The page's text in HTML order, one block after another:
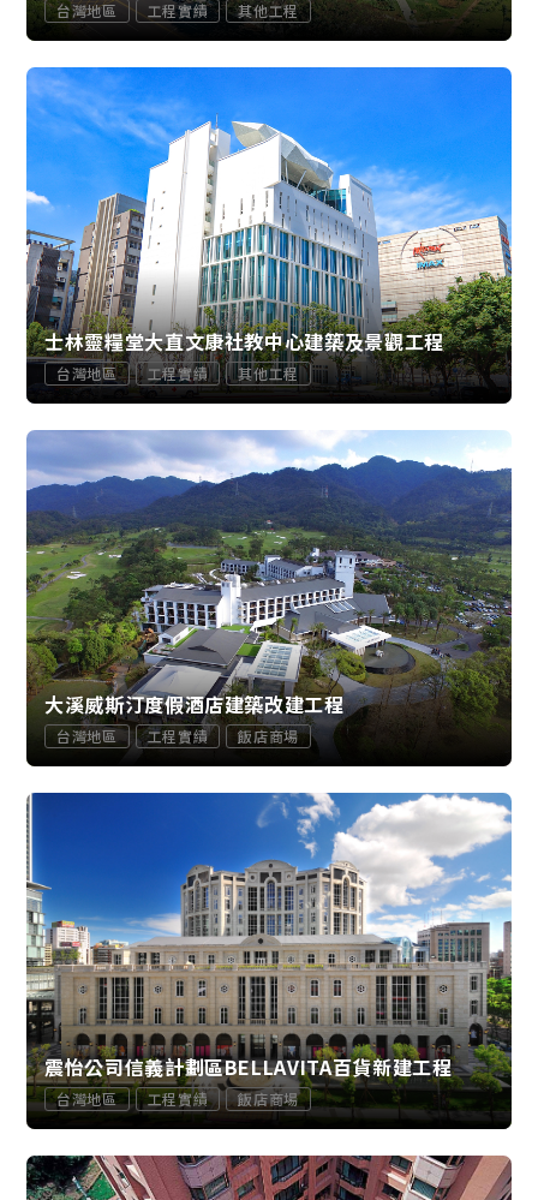
台灣地區 工程實績 其他工程
士林靈糧堂大直文康社教中心建築及景觀工程
台灣地區 工程實績 其他工程
大溪威斯汀度假酒店建築改建工程
台灣地區 工程實績 飯店商場
震怡公司信義計劃區BELLAVITA百貨新建工程
台灣地區 工程實績 飯店商場